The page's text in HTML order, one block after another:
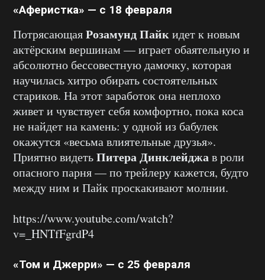
«Аферистка» — с 18 февраля
ПотрясающаяРозамунд Пайкидет к новым
актёрским вершинам — играет обаятельную и
абсолютно бессовестную дамочку, которая
научилась хитро обирать состоятельных
стариков. На этот заработок она неплохо
живет и чувствует себя комфортно, пока коса
не найдет на камень: у одной из бабулек
окажутся «весьма влиятельные друзья».
Приятно видетьПитера Динклейджав роли
опасного парня — по трейлеру кажется, будто
между ним и Пайк проскакивают молнии.
https://www.youtube.com/watch?
v=_HNTfFgrdP4
«Том и Джерри» — с 25 февраля